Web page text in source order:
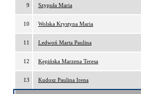
9 Szypuła Maria
10 Wolska Krystyna Maria
11 Ledwoń Marta Paulina
12 Kępińska Marzena Teresa
13 Kudosz Paulina Irena